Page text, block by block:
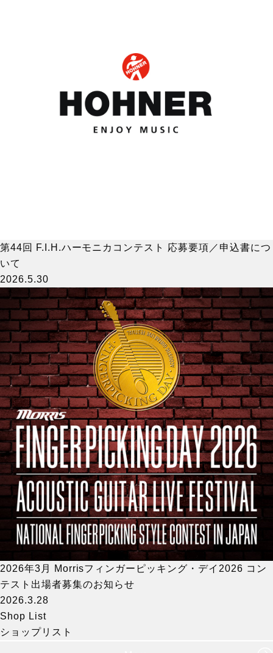
第44回 F.I.H.ハーモニカコンテスト 応募要項／申込書につ
いて
2026.5.30
2026年3月 Morrisフィンガーピッキング・デイ2026 コン
テスト出場者募集のお知らせ
2026.3.28
Shop List
ショップリスト